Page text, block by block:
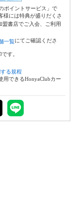
ポイントサービス」で
様には特典が盛りだくさ
盟書店でご入会、ご利用
一覧にてご確認くださ
す。
る規程
できるHonyaClubカー